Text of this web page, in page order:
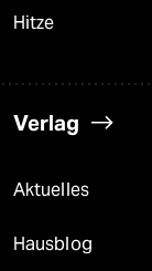
Hitze
Verlag
Aktuelles
Hausblog